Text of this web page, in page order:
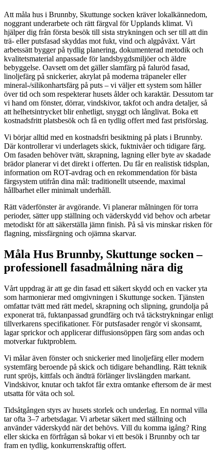
Att måla hus i Brunnby, Skuttunge socken kräver lokalkännedom,
noggrant underarbete och rätt färgval för Upplands klimat. Vi
hjälper dig från första besök till sista strykningen och ser till att din
trä- eller putsfasad skyddas mot fukt, vind och algpåväxt. Vårt
arbetssätt bygger på tydlig planering, dokumenterad metodik och
kvalitetsmaterial anpassade för landsbygdsmiljöer och äldre
bebyggelse. Oavsett om det gäller slamfärg på faluröd fasad,
linoljefärg på snickerier, akrylat på moderna träpaneler eller
mineral-/silikonhartsfärg på puts – vi väljer ett system som håller
över tid och som respekterar husets ålder och karaktär. Dessutom tar
vi hand om fönster, dörrar, vindskivor, takfot och andra detaljer, så
att helhetsintrycket blir enhetligt, snyggt och långlivat. Boka ett
kostnadsfritt platsbesök och få en tydlig offert med fast prisförslag.
Vi börjar alltid med en kostnadsfri besiktning på plats i Brunnby.
Där kontrollerar vi underlagets skick, fuktnivåer och tidigare färg.
Om fasaden behöver tvätt, skrapning, lagning eller byte av skadade
brädor planerar vi det direkt i offerten. Du får en realistisk tidsplan,
information om ROT-avdrag och en rekommendation för bästa
färgsystem utifrån dina mål: traditionellt utseende, maximal
hållbarhet eller minimalt underhåll.
Rätt väderfönster är avgörande. Vi planerar målningen för torra
perioder, sätter upp ställning och väderskydd vid behov och arbetar
metodiskt för att säkerställa jämn finish. På så vis minskar risken för
flagning, missfärgning och ojämna skarvar.
Måla Hus Brunnby, Skuttunge socken –
professionell fasadmålning nära dig
Vårt uppdrag är att ge din fasad ett säkert skydd och en vacker yta
som harmonierar med omgivningen i Skuttunge socken. Tjänsten
omfattar tvätt med rätt medel, skrapning och slipning, grundolja på
exponerat trä, fuktanpassad grundfärg och två täckstrykningar enligt
tillverkarens specifikationer. För putsfasader rengör vi skonsamt,
lagar sprickor och applicerar diffusionsöppen färg som andas och
motverkar fuktproblem.
Vi målar även fönster och snickerier med linoljefärg eller modern
systemfärg beroende på skick och tidigare behandling. Rätt teknik
runt spröjs, kittfals och ändträ förlänger livslängden markant.
Vindskivor, knutar och takfot får extra omtanke eftersom de är mest
utsatta för väta och sol.
Tidsåtgången styrs av husets storlek och underlag. En normal villa
tar ofta 3–7 arbetsdagar. Vi arbetar säkert med ställning och
använder väderskydd när det behövs. Vill du komma igång? Ring
eller skicka en förfrågan så bokar vi ett besök i Brunnby och tar
fram en tydlig, konkurrenskraftig offert.